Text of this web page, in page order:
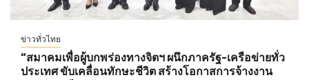
ข่าวทั่วไทย
“สมาคมเพื่อผู้บกพร่องทางจิตฯ ผนึกภาครัฐ-เครือข่ายทั่ว
ประเทศ ขับเคลื่อนทักษะชีวิต สร้างโอกาสการจ้างงาน